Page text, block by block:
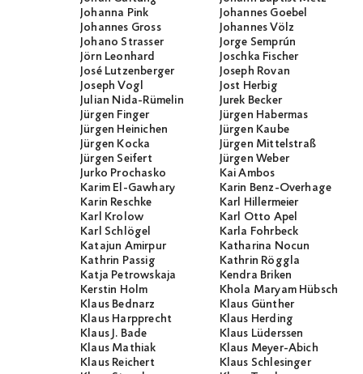
Johanna Pink
Johannes Goebel
Johannes Gross
Johannes Völz
Johano Strasser
Jorge Semprún
Jörn Leonhard
Joschka Fischer
José Lutzenberger
Joseph Rovan
Joseph Vogl
Jost Herbig
Julian Nida-Rümelin
Jurek Becker
Jürgen Finger
Jürgen Habermas
Jürgen Heinichen
Jürgen Kaube
Jürgen Kocka
Jürgen Mittelstraß
Jürgen Seifert
Jürgen Weber
Jurko Prochasko
Kai Ambos
Karim El-Gawhary
Karin Benz-Overhage
Karin Reschke
Karl Hillermeier
Karl Krolow
Karl Otto Apel
Karl Schlögel
Karla Fohrbeck
Katajun Amirpur
Katharina Nocun
Kathrin Passig
Kathrin Röggla
Katja Petrowskaja
Kendra Briken
Kerstin Holm
Khola Maryam Hübsch
Klaus Bednarz
Klaus Günther
Klaus Harpprecht
Klaus Herding
Klaus J. Bade
Klaus Lüderssen
Klaus Mathiak
Klaus Meyer-Abich
Klaus Reichert
Klaus Schlesinger